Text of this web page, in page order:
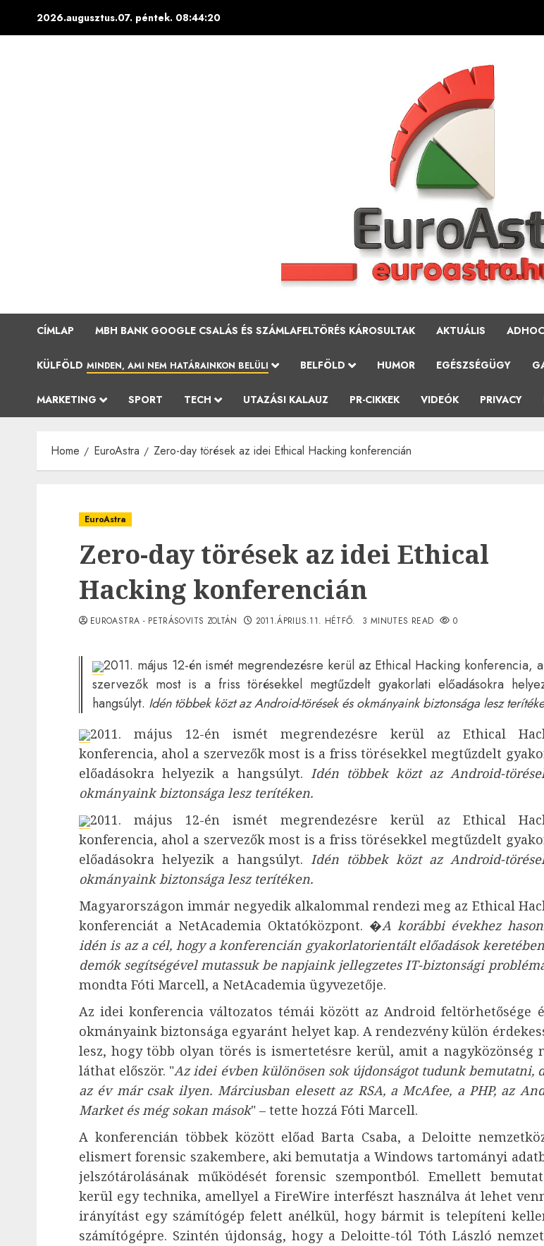
2026.augusztus.07. péntek. 08:44:21
CÍMLAP MBH BANK GOOGLE CSALÁS ÉS SZÁMLAFELTÖRÉS KÁROSULTAK AKTUÁLIS
KÜLFÖLD MINDEN, AMI NEM HATÁRAINKON BELÜLI BELFÖLD HUMOR EGÉSZSÉGÜGY
MARKETING SPORT TECH UTAZÁSI KALAUZ PR-CIKKEK VIDEÓK PRIVACY
Home EuroAstra Zero-day törések az idei Ethical Hacking konferencián
EuroAstra
Zero-day törések az idei Ethical
Hacking konferencián
EUROASTRA - PETRÁSOVITS ZOLTÁN 2011.ÁPRILIS.11. HÉTFŐ. 3 MINUTES READ 0
2011. május 12-én ismét megrendezésre kerül az Ethical Hacking konferencia,
szervezők most is a friss törésekkel megtűzdelt gyakorlati előadásokra
hangsúlyt. Idén többek közt az Android-törések és okmányaink biztonsága lesz
2011. május 12-én ismét megrendezésre kerül az Ethical
konferencia, ahol a szervezők most is a friss törésekkel megtűzdelt
előadásokra helyezik a hangsúlyt. Idén többek közt az Android-
okmányaink biztonsága lesz terítéken.
2011. május 12-én ismét megrendezésre kerül az Ethical
konferencia, ahol a szervezők most is a friss törésekkel megtűzdelt
előadásokra helyezik a hangsúlyt. Idén többek közt az Android-
okmányaink biztonsága lesz terítéken.
Magyarországon immár negyedik alkalommal rendezi meg az Ethical
konferenciát a NetAcademia Oktatóközpont. �A korábbi évekhez
idén is az a cél, hogy a konferencián gyakorlatorientált előadások
demók segítségével mutassuk be napjaink jellegzetes IT-biztonsági
mondta Fóti Marcell, a NetAcademia ügyvezetője.
Az idei konferencia változatos témái között az Android feltörhetősége
okmányaink biztonsága egyaránt helyet kap. A rendezvény külön
lesz, hogy több olyan törés is ismertetésre kerül, amit a nagyközönség
láthat először. "Az idei évben különösen sok újdonságot tudunk bemutatni,
az év már csak ilyen. Márciusban elesett az RSA, a McAfee, a PHP, az
Market és még sokan mások" – tette hozzá Fóti Marcell.
A konferencián többek között előad Barta Csaba, a Deloitte
elismert forensic szakembere, aki bemutatja a Windows tartományi
jelszótárolásának működését forensic szempontból. Emellett
kerül egy technika, amellyel a FireWire interfészt használva át lehet
irányítást egy számítógép felett anélkül, hogy bármit is telepíteni
számítógépre. Szintén újdonság, hogy a Deloitte-tól Tóth László